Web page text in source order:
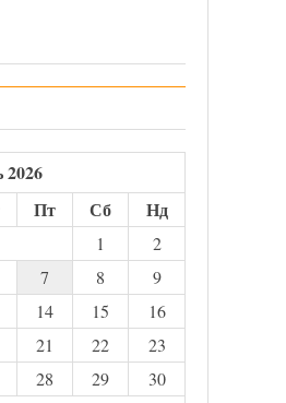
2026
Пт Сб Нд
1
2
7 8
9
14 15
16
21 22
23
28 29
30